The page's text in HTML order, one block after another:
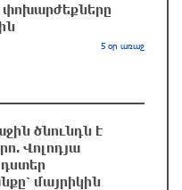
փոփոխություն կլինի
պատճառը
5 օր առաջ
ծնունդն է
Վոլոդյա
մայրիկին